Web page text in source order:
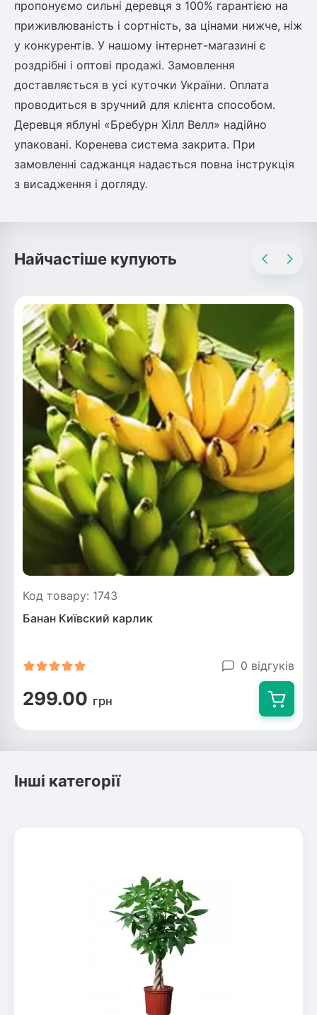
пропонуємо сильні деревця з 100% гарантією на
приживлюваність і сортність, за цінами нижче, ніж
у конкурентів. У нашому інтернет-магазині є
роздрібні і оптові продажі. Замовлення
доставляється в усі куточки України. Оплата
проводиться в зручний для клієнта способом.
Деревця яблуні «Бребурн Хілл Велл» надійно
упаковані. Коренева система закрита. При
замовленні саджанця надається повна інструкція
з висадження і догляду.
Найчастіше купують
Код товару: 1743
Банан Київский карлик
0 відгуків
299.00 грн
Інші категорії